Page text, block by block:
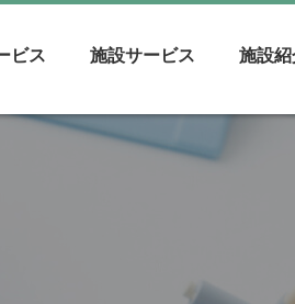
ビス 施設サービス 施設